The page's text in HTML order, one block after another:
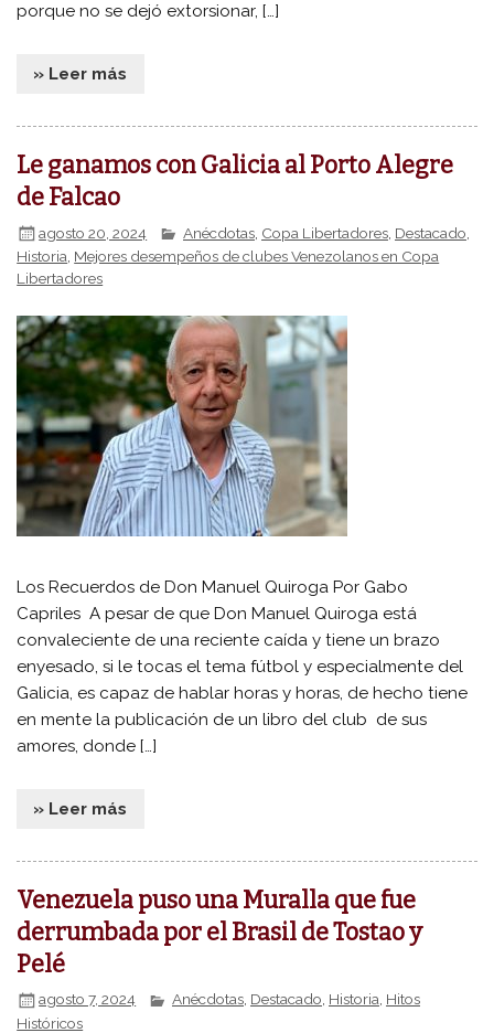
porque no se dejó extorsionar, […]
» Leer más
Le ganamos con Galicia al Porto Alegre
de Falcao
agosto 20, 2024 Anécdotas Copa Libertadores Destacado
Historia Mejores desempeños de clubes Venezolanos en Copa
Libertadores
Los Recuerdos de Don Manuel Quiroga Por Gabo
Capriles A pesar de que Don Manuel Quiroga está
convaleciente de una reciente caída y tiene un brazo
enyesado, si le tocas el tema fútbol y especialmente del
Galicia, es capaz de hablar horas y horas, de hecho tiene
en mente la publicación de un libro del club de sus
amores, donde […]
» Leer más
Venezuela puso una Muralla que fue
derrumbada por el Brasil de Tostao y
Pelé
agosto 7, 2024 Anécdotas, Destacado, Historia, Hitos
Históricos